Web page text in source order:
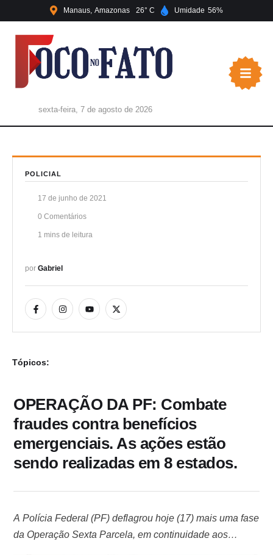
Manaus Amazonas 26 Umidade 56
sexta-feira, 7 de agosto de 2026
POLICIAL
17 de junho de 2021
0 Comentários
1 mins de leitura
por Gabriel
Tópicos:
OPERAÇÃO DA PF: Combate
fraudes contra benefícios
emergenciais. As ações estão
sendo realizadas em 8 estados.
A Polícia Federal (PF) deflagrou hoje (17) mais uma fase
da Operação Sexta Parcela, em continuidade aos